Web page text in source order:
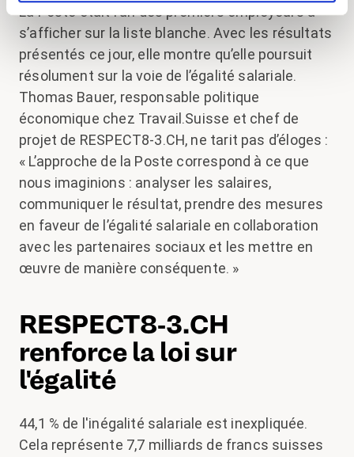
La Poste était l’un des premiers employeurs à
s’afficher sur la liste blanche. Avec les résultats
présentés ce jour, elle montre qu’elle poursuit
résolument sur la voie de l’égalité salariale.
Thomas Bauer, responsable politique
économique chez Travail.Suisse et chef de
projet de RESPECT8-3.CH, ne tarit pas d’éloges :
« L’approche de la Poste correspond à ce que
nous imaginions : analyser les salaires,
communiquer le résultat, prendre des mesures
en faveur de l’égalité salariale en collaboration
avec les partenaires sociaux et les mettre en
œuvre de manière conséquente. »
RESPECT8-3.CH
renforce la loi sur
l'égalité
44,1 % de l'inégalité salariale est inexpliquée.
Cela représente 7,7 milliards de francs suisses